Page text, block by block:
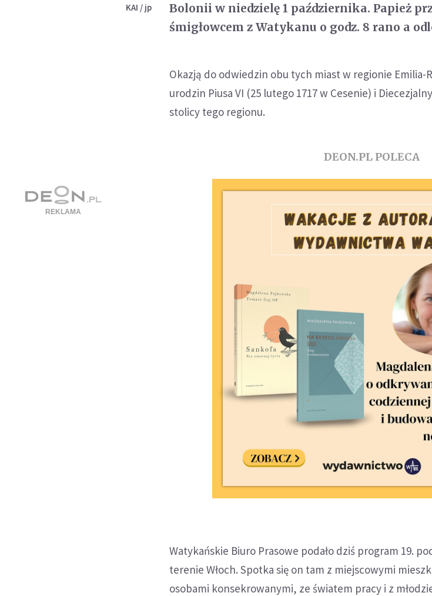
KAI / jp
Bolonii w niedzielę 1 października. Papież
śmigłowcem z Watykanu o godz. 8 rano a
Okazją do odwiedzin obu tych miast w regionie Emilia-
urodzin Piusa VI (25 lutego 1717 w Cesenie) i
stolicy tego regionu.
DEON.PL POLECA
Watykańskie Biuro Prasowe podało dziś program 19.
terenie Włoch. Spotka się on tam z miejscowymi
osobami konsekrowanymi, ze światem pracy i z